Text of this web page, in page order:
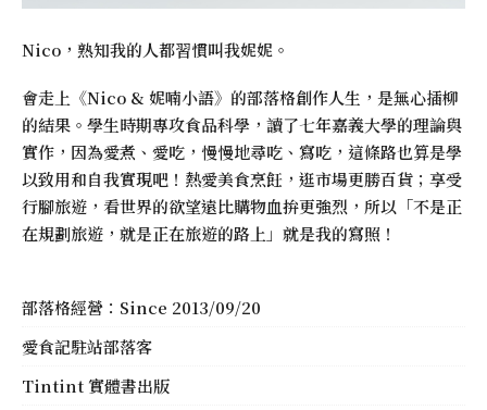
Nico，熟知我的人都習慣叫我妮妮。
會走上《Nico & 妮喃小語》的部落格創作人生，是無心插柳
的結果。學生時期專攻食品科學，讀了七年嘉義大學的理論與
實作，因為愛煮、愛吃，慢慢地尋吃、寫吃，這條路也算是學
以致用和自我實現吧！熱愛美食烹飪，逛市場更勝百貨；享受
行腳旅遊，看世界的欲望遠比購物血拚更強烈，所以「不是正
在規劃旅遊，就是正在旅遊的路上」就是我的寫照！
部落格經營：Since 2013/09/20
愛食記駐站部落客
Tintint 實體書出版